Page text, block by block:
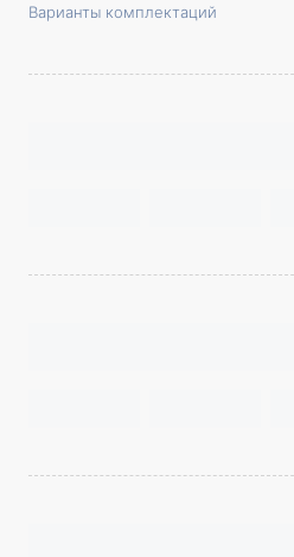
Варианты комплектаций